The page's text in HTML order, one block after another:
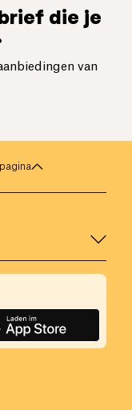
die je
van